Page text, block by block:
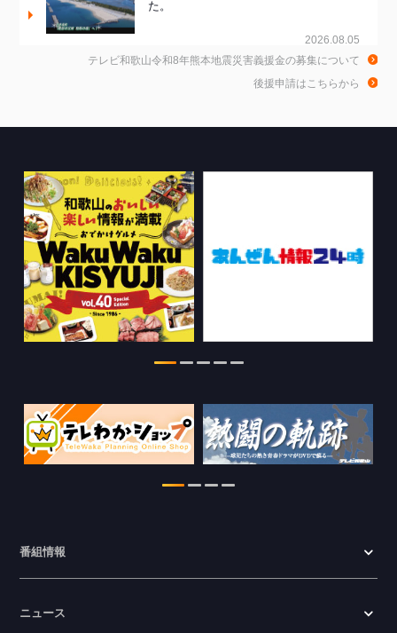
た。
2026.08.05
和歌山de乾杯！の情報を更新しました。
2026.08.04
きのくに21の情報を更新しました。
WTV NEWS6【WAKAYAMA SDGs】の
情報を更新しました。
特別番組【8月】の情報を更新しました。
2026.07.24
WTV NEWS6【ここ押し！】の情報を更
テレビ和歌山令和8年熊本地震災害義援金の募集について
後援申請はこちらから
番組情報
ニュース